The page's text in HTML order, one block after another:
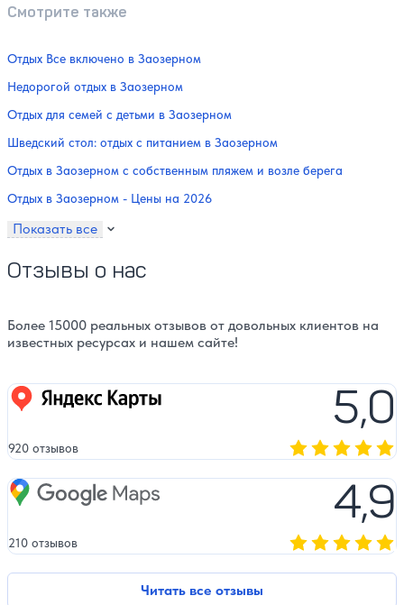
Смотрите также
Отдых Все включено в Заозерном
Недорогой отдых в Заозерном
Отдых для семей с детьми в Заозерном
Шведский стол: отдых с питанием в Заозерном
Отдых в Заозерном с собственным пляжем и возле берега
Отдых в Заозерном - Цены на 2026
Показать все
Отзывы о нас
Более 15000 реальных отзывов от довольных клиентов на
известных ресурсах и нашем сайте!
Читать все отзывы
Яндекс карты 5,0
920 отзывов
Google Maps 4,9
210 отзывов